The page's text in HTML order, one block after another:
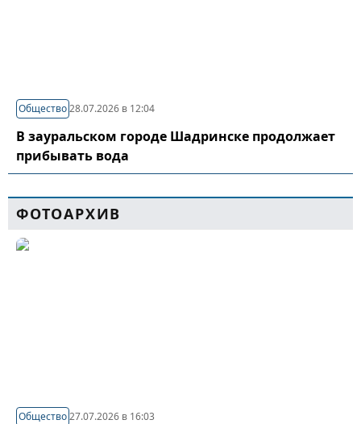
Общество28.07.2026 в 12:04
В зауральском городе Шадринске продолжает
прибывать вода
ФОТОАРХИВ
Общество27.07.2026 в 16:03